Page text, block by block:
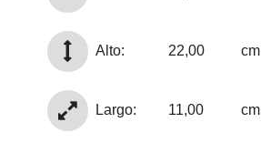
Alto: 22,00 cm
Largo: 11,00 cm